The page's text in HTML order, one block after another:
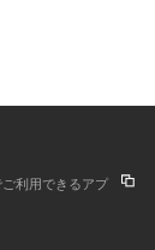
利用できるアプ